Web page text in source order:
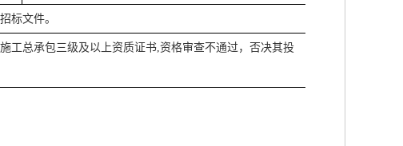
标文件。
工总承包三级及以上资质证书,资格审查不通过，否决其投